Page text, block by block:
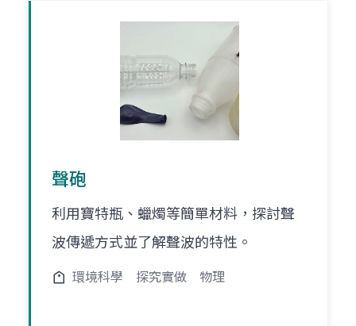
聲砲
利用寶特瓶、蠟燭等簡單材料，探討聲
波傳遞方式並了解聲波的特性。
環境科學 探究實做 物理